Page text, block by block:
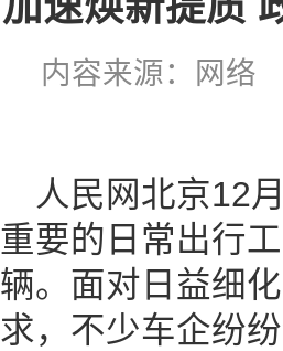
内容来源：网络
人民网北京12
重要的日常出行
辆。面对日益细
求，不少车企纷